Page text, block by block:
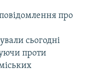
про
сьогодні
проти